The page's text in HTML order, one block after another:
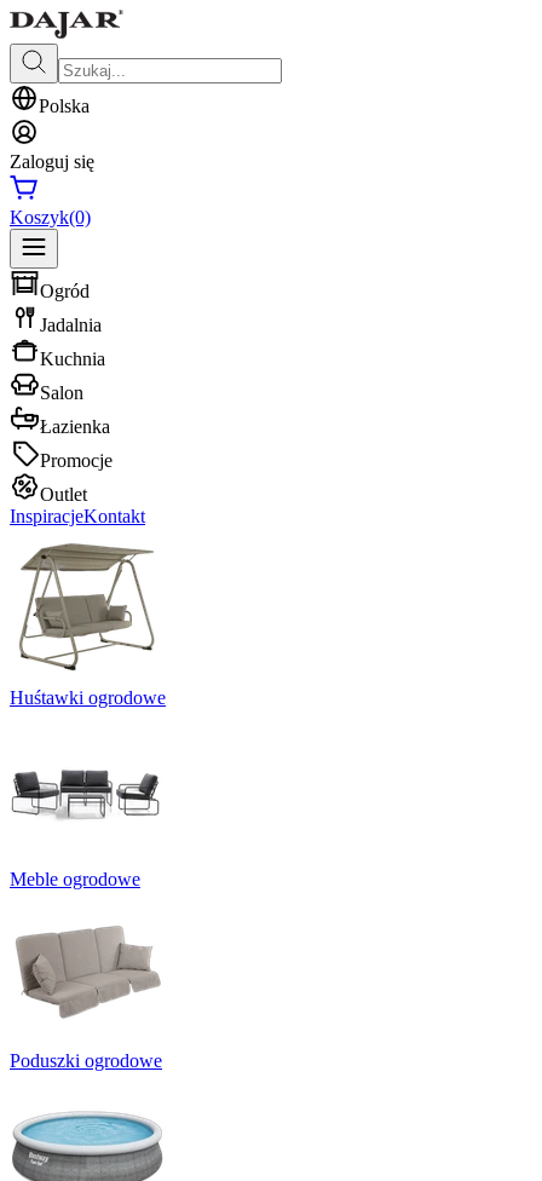
Polska
Zaloguj się
Koszyk(0)
Ogród
Jadalnia
Kuchnia
Salon
Łazienka
Promocje
Outlet
InspiracjeKontakt
Huśtawki ogrodowe
Meble ogrodowe
Poduszki ogrodowe